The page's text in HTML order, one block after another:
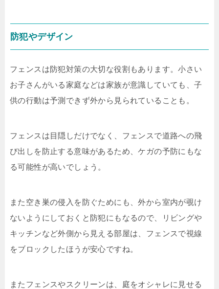
防犯やデザイン
フェンスは防犯対策の大切な役割もあります。小さい
お子さんがいる家庭などは家族が意識していても、子
供の行動は予測できず外から見られていることも。
フェンスは目隠しだけでなく、フェンスで道路への飛
び出しを防止する意味があるため、ケガの予防にもな
る可能性が高いでしょう。
また空き巣の侵入を防ぐためにも、外から室内が覗け
ないようにしておくと防犯にもなるので、リビングや
キッチンなど外側から見える部屋は、フェンスで視線
をブロックしたほうが安心ですね。
またフェンスやスクリーンは、庭をオシャレに見せる